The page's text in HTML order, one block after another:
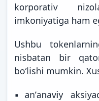
korporativ
imkoniyatiga ham
Ushbu
nisbatan bir
boʻlishi mumkin.
▪️anʼanaviy